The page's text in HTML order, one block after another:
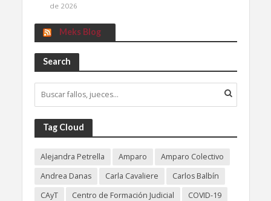
de 2026
Meks Blog
Search
Tag Cloud
Alejandra Petrella Amparo
Amparo Colectivo
Andrea Danas
Carla Cavaliere
Carlos Balbín
CAyT
Centro de Formación Judicial
COVID-19